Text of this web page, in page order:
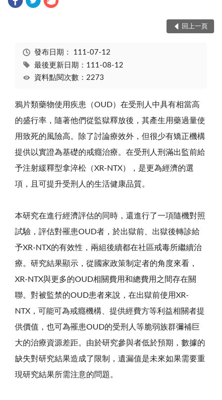
回上一頁
發布日期： 111-07-12
最後更新日期：111-08-12
資料點閱次數：2273
鴉片類藥物使用疾患（OUD）在受刑人中具有相當高
的盛行率，隨著他們從監獄釋放後，其產生用藥過量使
用致死的風險高。除了討論療效外，但很少有矯正機構
提供以實證為基礎的戒癮治療。在受刑人刑滿出監前給
予注射緩釋型拿淬松（XR-NTX），是更為經濟的選
項，且可提升受刑人的生活健康品質。
本研究在進行經濟評估的同時，還進行了一項隨機對照
試驗，評估對罹患OUD者，於出獄前、出獄後轉診給
予XR-NTX的有效性，兩組後續都在社區戒毒所繼續治
療。研究結果顯示，從國家政策制定者的角度來看，
XR-NTX與更多的OUD相關費用和總費用之間存在關
聯。對被監禁的OUD患者來說，在出獄前使用XR-
NTX，可能可為戒癮機構、提供經費方等利益相關者提
供價值，也可為罹患OUD的受刑人等脆弱族群彌補巨
大的治療資源差距。由於研究參與者低於預期，數據的
缺失對研究結果造成了限制，遺漏值是未來如果需要重
現研究結果所需注意的問題。